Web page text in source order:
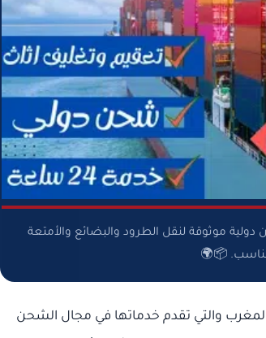
موثوقة لنقل الطرود والبضائع والأمتعة
📦🌍
والتي تقدم خدماتها في مجال الشحن